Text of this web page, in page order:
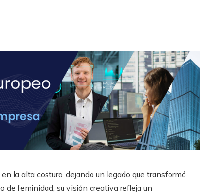
la alta costura, dejando un legado que transformó
de feminidad; su visión creativa refleja un